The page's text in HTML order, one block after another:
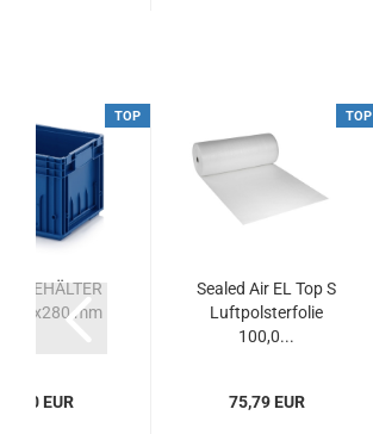
TOP
BEHÄLTER
mm
EUR
TOP
Sealed Air EL Top S
Luftpolsterfolie
100,0...
75,79 EUR